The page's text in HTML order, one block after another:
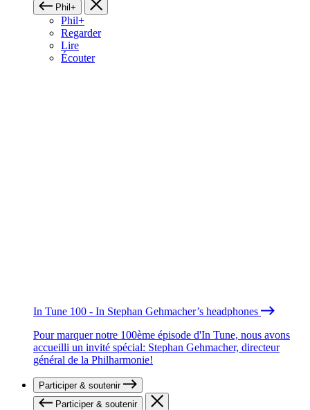
Phil+
Phil+
Regarder
Lire
Écouter
In Tune 100 - In Stephan Gehmacher’s headphones
Pour marquer notre 100ème épisode d'In Tune, nous avons
accueilli un invité spécial: Stephan Gehmacher, directeur
général de la Philharmonie!
Participer & soutenir
Participer & soutenir